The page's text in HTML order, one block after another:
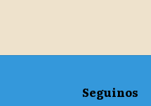
Seguinos